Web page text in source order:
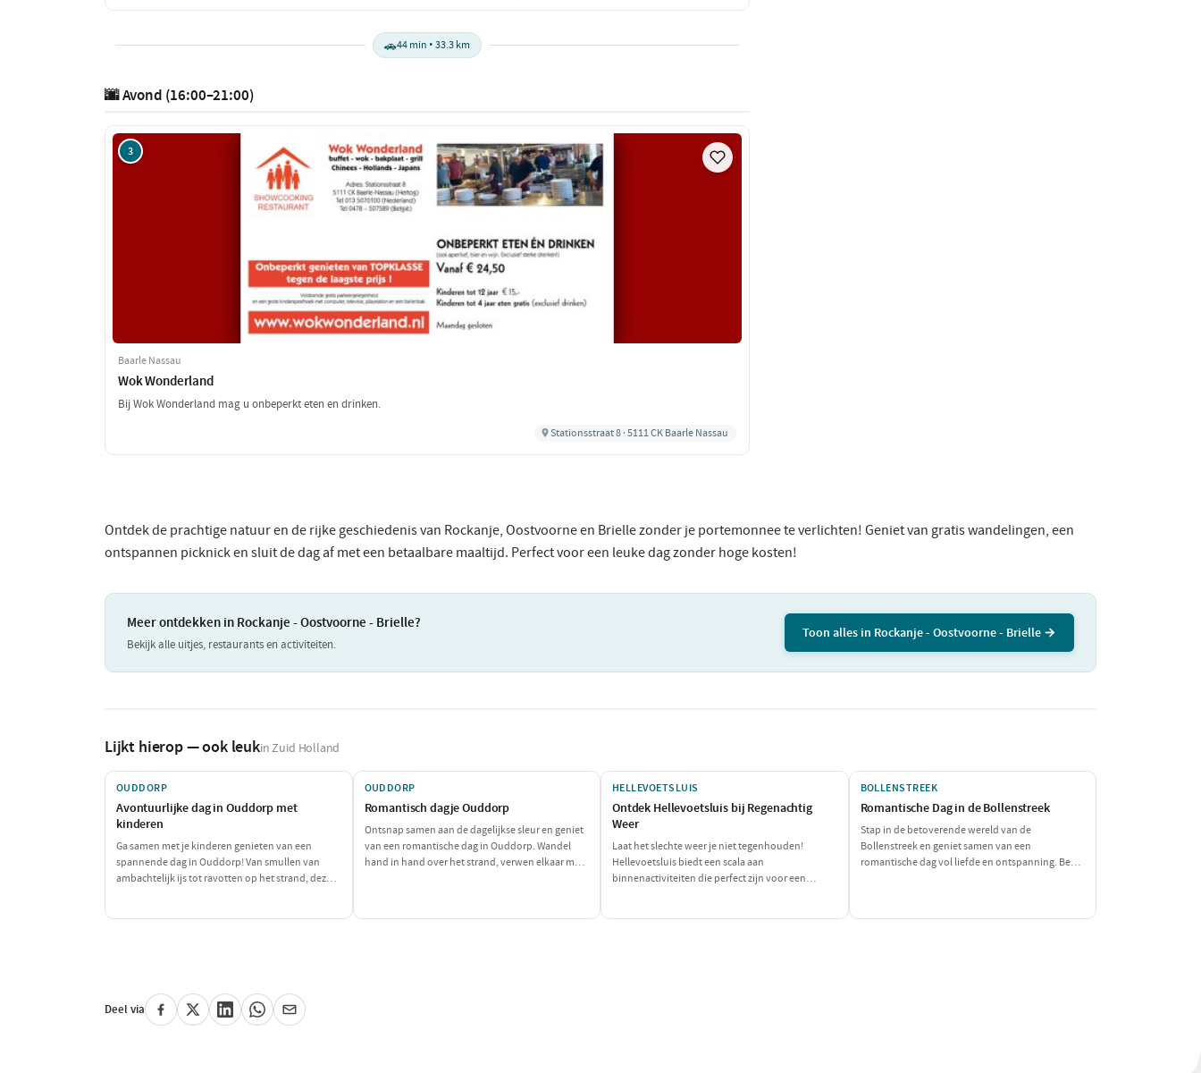
🚗44 min • 33.3 km
🌆 Avond (16:00–21:00)
3
Baarle Nassau
Wok Wonderland
Bij Wok Wonderland mag u onbeperkt eten en drinken.
Stationsstraat 8 · 5111 CK Baarle Nassau
Ontdek de prachtige natuur en de rijke geschiedenis van Rockanje, Oostvoorne en Brielle zonder je portemonnee te verlichten! Geniet van gratis wandelingen, een
ontspannen picknick en sluit de dag af met een betaalbare maaltijd. Perfect voor een leuke dag zonder hoge kosten!
Meer ontdekken in Rockanje - Oostvoorne - Brielle?
Bekijk alle uitjes, restaurants en activiteiten.
Toon alles in Rockanje - Oostvoorne - Brielle →
Lijkt hierop — ook leukin Zuid Holland
OUDDORP
Avontuurlijke dag in Ouddorp met
kinderen
Ga samen met je kinderen genieten van een
spannende dag in Ouddorp! Van smullen van
ambachtelijk ijs tot ravotten op het strand, deze
OUDDORP
Romantisch dagje Ouddorp
Ontsnap samen aan de dagelijkse sleur en geniet
van een romantische dag in Ouddorp. Wandel
hand in hand over het strand, verwen elkaar met
HELLEVOETSLUIS
Ontdek Hellevoetsluis bij Regenachtig
Weer
Laat het slechte weer je niet tegenhouden!
Hellevoetsluis biedt een scala aan
binnenactiviteiten die perfect zijn voor een
BOLLENSTREEK
Romantische Dag in de Bollenstreek
Stap in de betoverende wereld van de
Bollenstreek en geniet samen van een
romantische dag vol liefde en ontspanning. Begin
Deel via